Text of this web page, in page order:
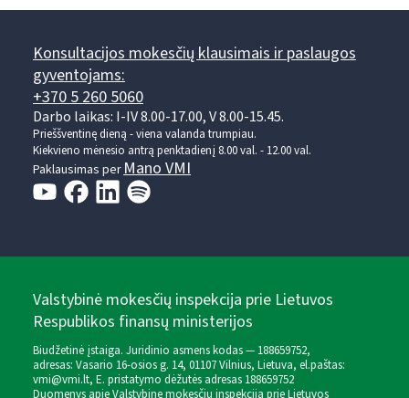
Konsultacijos mokesčių klausimais ir paslaugos
gyventojams:
+370 5 260 5060
Darbo laikas: I-IV 8.00-17.00, V 8.00-15.45.
Prieššventinę dieną - viena valanda trumpiau.
Kiekvieno mėnesio antrą penktadienį 8.00 val. - 12.00 val.
Paklausimas perMano VMI
Valstybinė mokesčių inspekcija prie Lietuvos
Respublikos finansų ministerijos
Biudžetinė įstaiga. Juridinio asmens kodas — 188659752,
adresas: Vasario 16-osios g. 14, 01107 Vilnius, Lietuva, el.paštas:
vmi@vmi.lt, E. pristatymo dėžutės adresas 188659752
Duomenys apie Valstybinę mokesčių inspekciją prie Lietuvos